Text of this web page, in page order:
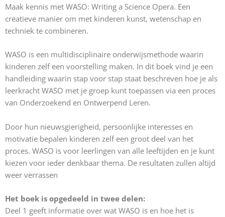
Maak kennis met WASO: Writing a Science Opera. Een
creatieve manier om met kinderen kunst, wetenschap en
techniek te combineren.
WASO is een multidisciplinaire onderwijsmethode waarin
kinderen zelf een voorstelling maken. In dit boek vind je een
handleiding waarin stap voor stap staat beschreven hoe je als
leerkracht WASO met je groep kunt toepassen via een proces
van Onderzoekend en Ontwerpend Leren.
Door hun nieuwsgierigheid, persoonlijke interesses en
motivatie bepalen kinderen zelf een groot deel van het
proces. WASO is voor leerlingen van alle leeftijden en je kunt
kiezen voor ieder denkbaar thema. De resultaten zullen altijd
weer verrassen
Het boek is opgedeeld in twee delen:
Deel 1 geeft informatie over wat WASO is en hoe het is